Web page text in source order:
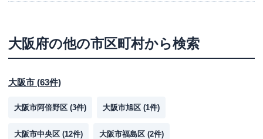
大阪府の他の市区町村から検索
大阪市 (63件)
大阪市阿倍野区 (3件) 大阪市旭区 (1件)
大阪市中央区 (12件) 大阪市福島区 (2件)